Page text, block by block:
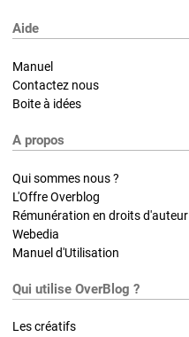
Aide
Manuel
Contactez nous
Boite à idées
A propos
Qui sommes nous ?
L'Offre Overblog
Rémunération en droits d'auteur
Webedia
Manuel d'Utilisation
Qui utilise OverBlog ?
Les créatifs